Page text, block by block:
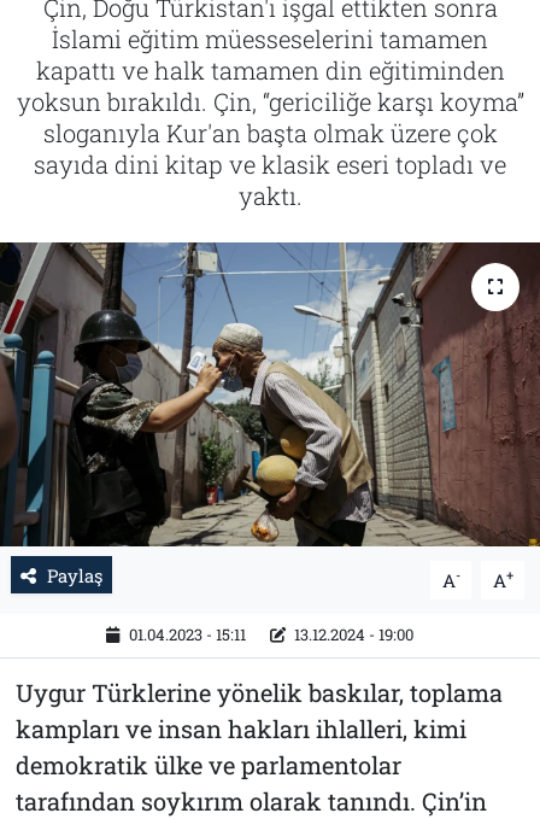
Çin, Doğu Türkistan'ı işgal ettikten sonra
İslami eğitim müesseselerini tamamen
kapattı ve halk tamamen din eğitiminden
yoksun bırakıldı. Çin, “gericiliğe karşı koyma”
sloganıyla Kur'an başta olmak üzere çok
sayıda dini kitap ve klasik eseri topladı ve
yaktı.
Paylaş A- A+
01.04.2023 - 15:11 13.12.2024 - 19:00
Uygur Türklerine yönelik baskılar, toplama
kampları ve insan hakları ihlalleri, kimi
demokratik ülke ve parlamentolar
tarafından soykırım olarak tanındı. Çin’in
Tarih
İletişim
Künye